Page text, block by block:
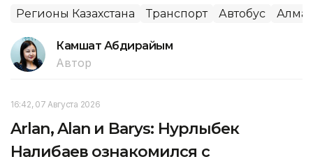
Регионы Казахстана Транспорт Автобус
Камшат Абдирайым
Автор
16:42, 07 Августа 2026
Arlan, Alan и Barys: Нурлыбек
Налибаев ознакомился с